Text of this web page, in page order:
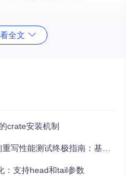
源争用。
少因资源不足导致的构建失
全文
crate安装机制
测试终极指南：基准方法与实战
：支持head和tail参数